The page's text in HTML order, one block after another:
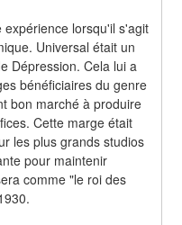
expérience lorsqu'il s'agit
Universal était un
Dépression. Cela lui a
bénéficiaires du genre
bon marché à produire
Cette marge était
les plus grands studios
pour maintenir
comme "le roi des